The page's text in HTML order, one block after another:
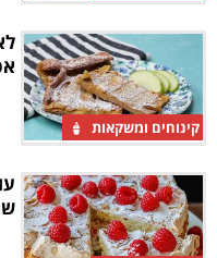
קינוחים ומשקאות